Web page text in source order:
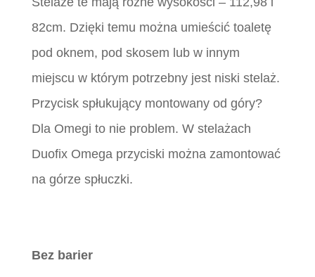
82cm. Dzięki temu można umieścić toaletę
pod oknem, pod skosem lub w innym
miejscu w którym potrzebny jest niski stelaż.
Przycisk spłukujący montowany od góry?
Dla Omegi to nie problem. W stelażach
Duofix Omega przyciski można zamontować
na górze spłuczki.
Bez barier